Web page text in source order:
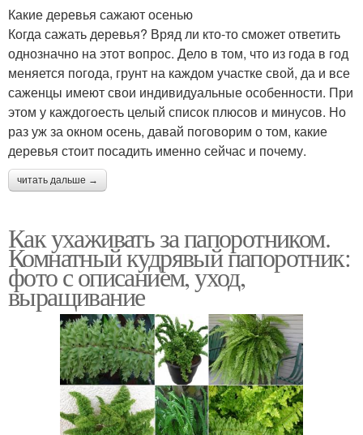
Какие деревья сажают осенью
Когда сажать деревья? Вряд ли кто-то сможет ответить
однозначно на этот вопрос. Дело в том, что из года в год
меняется погода, грунт на каждом участке свой, да и все
саженцы имеют свои индивидуальные особенности. При
этом у каждогоесть целый список плюсов и минусов. Но
раз уж за окном осень, давай поговорим о том, какие
деревья стоит посадить именно сейчас и почему.
читать дальше →
Как ухаживать за папоротником.
Комнатный кудрявый папоротник:
фото с описанием, уход,
выращивание